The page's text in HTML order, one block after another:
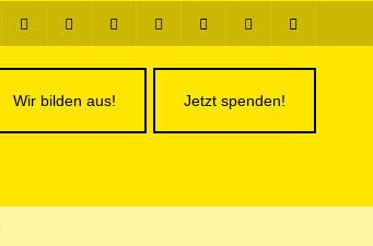
Wir bilden aus! Jetzt spenden!